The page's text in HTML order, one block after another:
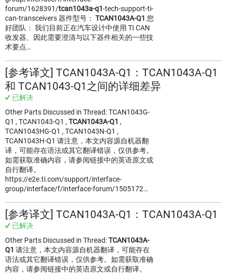
forum/1628391/tcan1043a-q1-tech-support-ti-
can-transceivers 器件型号： TCAN1043A-Q1 您
好团队： 我们目前正在汽车设计中使用 TI CAN
收发器、因此需要澄清与以下器件相关的一些技
术要点…
[参考译文] TCAN1043A-Q1：TCAN1043A-Q1
和 TCAN1043-Q1之间的详细差异
已解决
Other Parts Discussed in Thread: TCAN1043G-
Q1 , TCAN1043-Q1 , TCAN1043A-Q1 ,
TCAN1043HG-Q1 , TCAN1043N-Q1 ,
TCAN1043H-Q1 请注意，本文内容源自机器翻
译，可能存在语法或其它翻译错误，仅供参考。
如需获取准确内容，请参阅链接中的英语原文或
自行翻译。
https://e2e.ti.com/support/interface-
group/interface/f/interface-forum/1505172…
[参考译文] TCAN1043A-Q1：TCAN1043A-Q1
已解决
Other Parts Discussed in Thread:TCAN1043A-
Q1 请注意，本文内容源自机器翻译，可能存在
语法或其它翻译错误，仅供参考。如需获取准确
内容，请参阅链接中的英语原文或自行翻译。